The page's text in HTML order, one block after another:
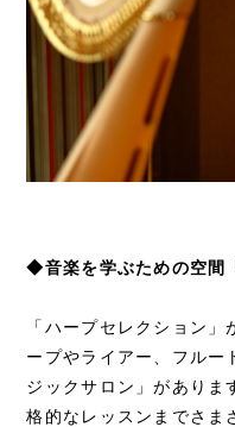
◆音楽を学ぶための空間
「ハープセレクション
ープやライアー、フルー
ジックサロン」がありま
格的なレッスンまでさま